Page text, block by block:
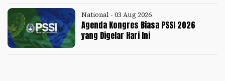
National - 03 Aug 2026
Agenda Kongres Biasa PSSI 2026
yang Digelar Hari Ini